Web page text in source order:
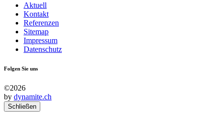
Aktuell
Kontakt
Referenzen
Sitemap
Impressum
Datenschutz
Folgen Sie uns
©2026
by dynamite.ch
Schließen